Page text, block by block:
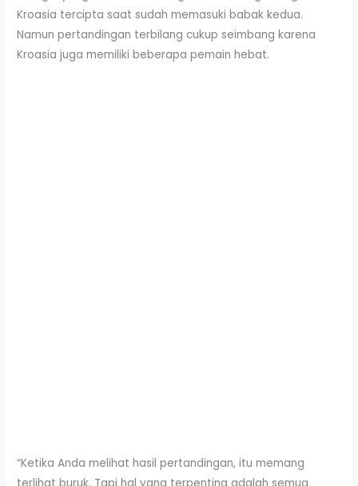
Kroasia tercipta saat sudah memasuki babak kedua.
Namun pertandingan terbilang cukup seimbang karena
Kroasia juga memiliki beberapa pemain hebat.
“Ketika Anda melihat hasil pertandingan, itu memang